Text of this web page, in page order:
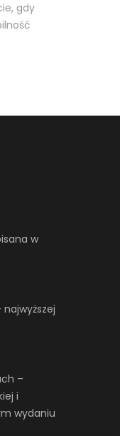
gdy
w
najwyższej
–
i
wydaniu